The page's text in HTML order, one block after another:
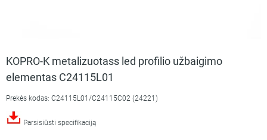
KOPRO-K metalizuotass led profilio užbaigimo
elementas C24115L01
Prekės kodas: C24115L01/C24115C02 (24221)
Parsisiūsti specifikaciją